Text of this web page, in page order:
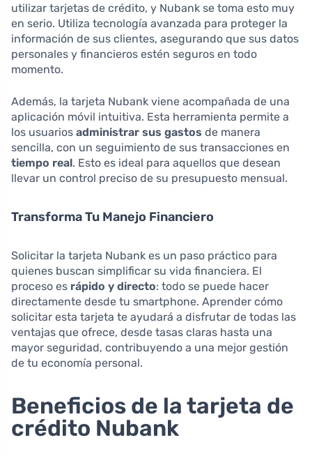
utilizar tarjetas de crédito, y Nubank se toma esto muy
en serio. Utiliza tecnología avanzada para proteger la
información de sus clientes, asegurando que sus datos
personales y financieros estén seguros en todo
momento.
Además, la tarjeta Nubank viene acompañada de una
aplicación móvil intuitiva. Esta herramienta permite a
los usuarios administrar sus gastos de manera
sencilla, con un seguimiento de sus transacciones en
tiempo real. Esto es ideal para aquellos que desean
llevar un control preciso de su presupuesto mensual.
Transforma Tu Manejo Financiero
Solicitar la tarjeta Nubank es un paso práctico para
quienes buscan simplificar su vida financiera. El
proceso es rápido y directo: todo se puede hacer
directamente desde tu smartphone. Aprender cómo
solicitar esta tarjeta te ayudará a disfrutar de todas las
ventajas que ofrece, desde tasas claras hasta una
mayor seguridad, contribuyendo a una mejor gestión
de tu economía personal.
Beneficios de la tarjeta de
crédito Nubank